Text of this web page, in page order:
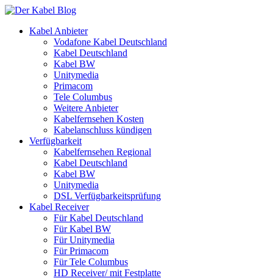
Kabel Anbieter
Vodafone Kabel Deutschland
Kabel Deutschland
Kabel BW
Unitymedia
Primacom
Tele Columbus
Weitere Anbieter
Kabelfernsehen Kosten
Kabelanschluss kündigen
Verfügbarkeit
Kabelfernsehen Regional
Kabel Deutschland
Kabel BW
Unitymedia
DSL Verfügbarkeitsprüfung
Kabel Receiver
Für Kabel Deutschland
Für Kabel BW
Für Unitymedia
Für Primacom
Für Tele Columbus
HD Receiver/ mit Festplatte